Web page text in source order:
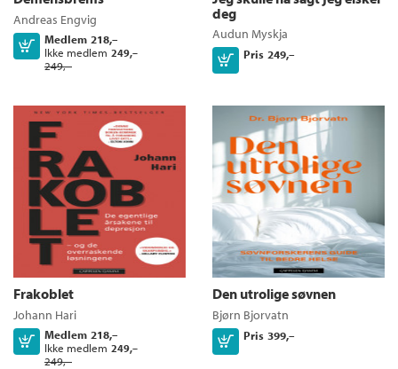
Andreas Engvig
Medlem 218,–
Ikke medlem 249,–
249,–
Kjøp
deg
Audun Myskja
Pris 249,–
Kjøp
Frakoblet
Johann Hari
Medlem 218,–
Ikke medlem 249,–
249,–
Kjøp
Den utrolige søvnen
Bjørn Bjorvatn
Pris 399,–
Kjøp